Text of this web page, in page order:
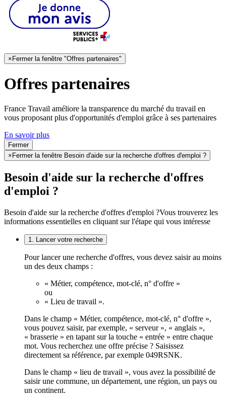
× Fermer la fenêtre "Offres partenaires"
Offres partenaires
France Travail améliore la transparence du marché du travail en
vous proposant plus d'opportunités d'emploi grâce à ses partenaires
En savoir plus
Fermer
× Fermer la fenêtre Besoin d'aide sur la recherche d'offres d'emploi ?
Besoin d'aide sur la recherche d'offres
d'emploi ?
Besoin d'aide sur la recherche d'offres d'emploi ?Vous trouverez les
informations essentielles en cliquant sur l'étape qui vous intéresse
1. Lancer votre recherche
Pour lancer une recherche d'offres, vous devez saisir au moins
un des deux champs :
« Métier, compétence, mot-clé, n° d'offre »
ou
« Lieu de travail ».
Dans le champ « Métier, compétence, mot-clé, n° d'offre »,
vous pouvez saisir, par exemple, « serveur », « anglais »,
« brasserie » en tapant sur la touche « entrée » entre chaque
mot. Vous recherchez une offre précise ? Saisissez
directement sa référence, par exemple 049RSNK.
Dans le champ « lieu de travail », vous avez la possibilité de
saisir une commune, un département, une région, un pays ou
un continent.